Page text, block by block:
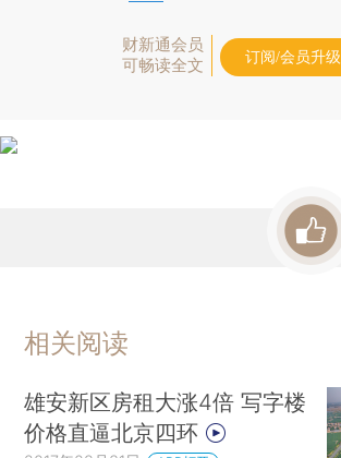
财新通会员
可畅读全文
订阅/会员升级
相关阅读
雄安新区房租大涨4倍 写字楼
价格直逼北京四环